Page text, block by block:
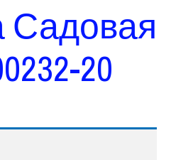
Садовая
20